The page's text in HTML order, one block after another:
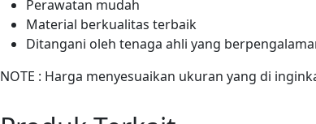
Perawatan mudah
Material berkualitas terbaik
Ditangani oleh tenaga ahli yang
NOTE : Harga menyesuaikan ukuran yang di